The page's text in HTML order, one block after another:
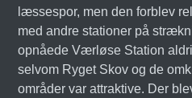
læssespor, men den forblev
med andre stationer på
opnåede Værløse Station
selvom Ryget Skov og de
områder var attraktive. Der